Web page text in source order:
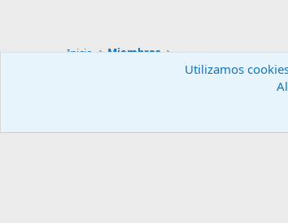
Inicio Miembros
Utilizamos